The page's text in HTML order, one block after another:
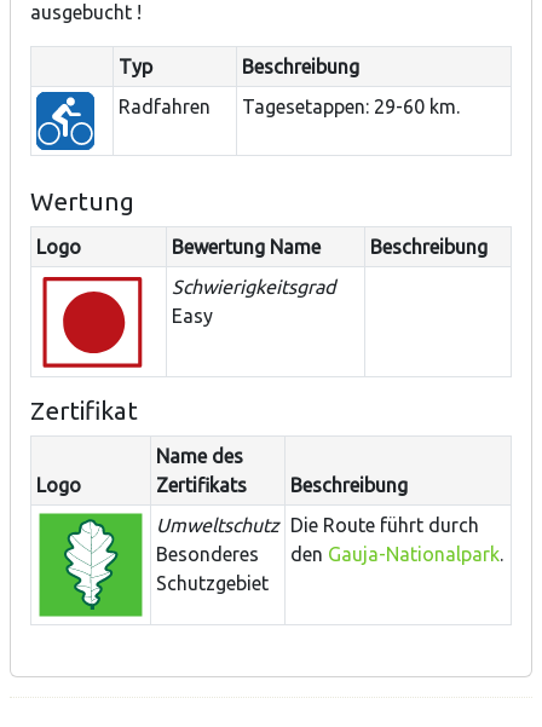
ausgebucht !
Typ
Beschreibung
Radfahren
Tagesetappen: 29-60 km.
Wertung
Logo Bewertung Name
Beschreibung
Schwierigkeitsgrad
Easy
Zertifikat
Logo
Name des
Zertifikats
Beschreibung
Umweltschutz
Besonderes
Schutzgebiet
Die Route führt durch
den Gauja-Nationalpark.